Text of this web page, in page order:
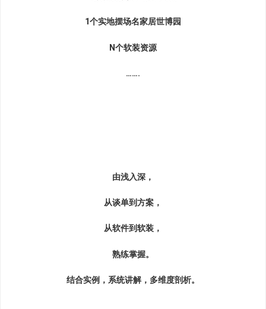
1个实地摆场名家居世博园
N个软装资源
…….
由浅入深，
从谈单到方案，
从软件到软装，
熟练掌握。
结合实例，系统讲解，多维度剖析。